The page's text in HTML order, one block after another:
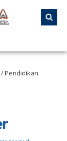
/Pendidikan